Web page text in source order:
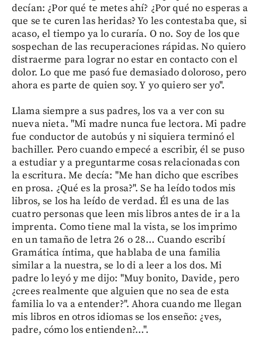
decían: ¿Por qué te metes ahí? ¿Por qué no esperas a
que se te curen las heridas? Yo les contestaba que, si
acaso, el tiempo ya lo curaría. O no. Soy de los que
sospechan de las recuperaciones rápidas. No quiero
distraerme para lograr no estar en contacto con el
dolor. Lo que me pasó fue demasiado doloroso, pero
ahora es parte de quien soy. Y yo quiero ser yo".
Llama siempre a sus padres, los va a ver con su
nueva nieta. "Mi madre nunca fue lectora. Mi padre
fue conductor de autobús y ni siquiera terminó el
bachiller. Pero cuando empecé a escribir, él se puso
a estudiar y a preguntarme cosas relacionadas con
la escritura. Me decía: "Me han dicho que escribes
en prosa. ¿Qué es la prosa?". Se ha leído todos mis
libros, se los ha leído de verdad. Él es una de las
cuatro personas que leen mis libros antes de ir a la
imprenta. Como tiene mal la vista, se los imprimo
en un tamaño de letra 26 o 28… Cuando escribí
Gramática íntima, que hablaba de una familia
similar a la nuestra, se lo di a leer a los dos. Mi
padre lo leyó y me dijo: "Muy bonito, Davide, pero
¿crees realmente que alguien que no sea de esta
familia lo va a entender?". Ahora cuando me llegan
mis libros en otros idiomas se los enseño: ¿ves,
padre, cómo los entienden?…".